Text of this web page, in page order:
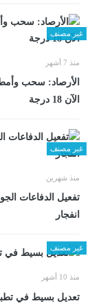
غير مصنف
منذ 7 أشهر
الأرصاد: سحب
الآن 18 درجة
غير مصنف
منذ شهرين
تفعيل الدفاعات
انفجار
غير مصنف
منذ 10 أشهر
تعديل بسيط في